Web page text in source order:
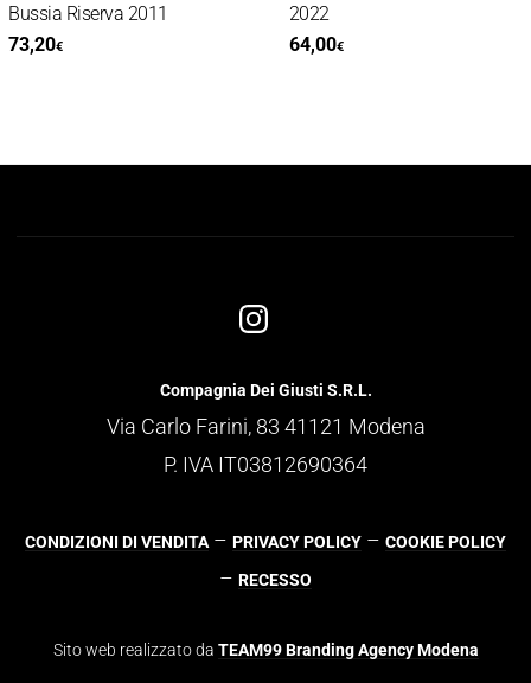
Riserva 2011
€
2022
64,00€
Compagnia Dei Giusti S.R.L.
Via Carlo Farini, 83 41121 Modena
P. IVA IT03812690364
CONDIZIONI DI VENDITA – PRIVACY POLICY – COOKIE POLICY
– RECESSO
Sito web realizzato da TEAM99 Branding Agency Modena